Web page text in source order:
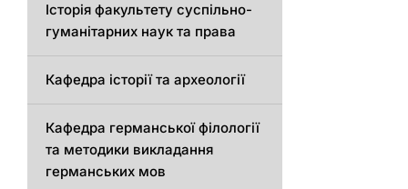
Історія факультету суспільно-
гуманітарних наук та права
Кафедра історії та археології
Кафедрa германської філології
та методики викладання
германських мов